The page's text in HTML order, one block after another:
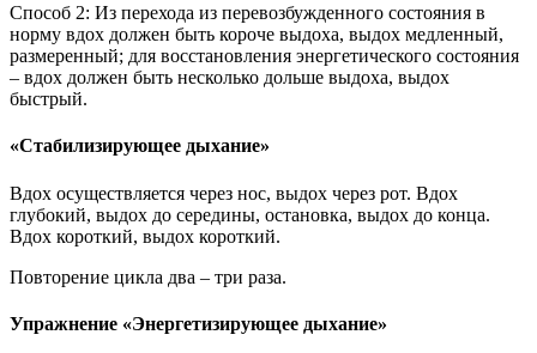
Способ 2: Из перехода из перевозбужденного состояния в
норму вдох должен быть короче выдоха, выдох медленный,
размеренный; для восстановления энергетического состояния
– вдох должен быть несколько дольше выдоха, выдох
быстрый.
«Стабилизирующее дыхание»
Вдох осуществляется через нос, выдох через рот. Вдох
глубокий, выдох до середины, остановка, выдох до конца.
Вдох короткий, выдох короткий.
Повторение цикла два – три раза.
Упражнение «Энергетизирующее дыхание»